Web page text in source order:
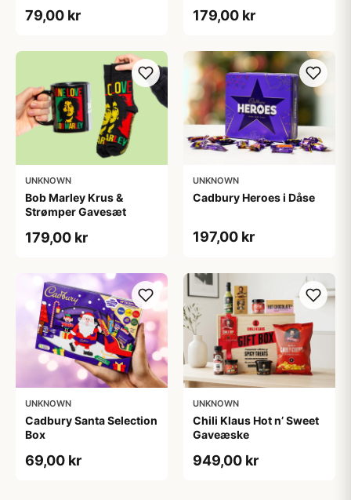
79,00 kr 179,00 kr
UNKNOWN
Bob Marley Krus &
Strømper Gavesæt
179,00 kr
UNKNOWN
Cadbury Heroes i Dåse
197,00 kr
UNKNOWN
Cadbury Santa Selection
Box
69,00 kr
UNKNOWN
Chili Klaus Hot n’ Sweet
Gaveæske
949,00 kr